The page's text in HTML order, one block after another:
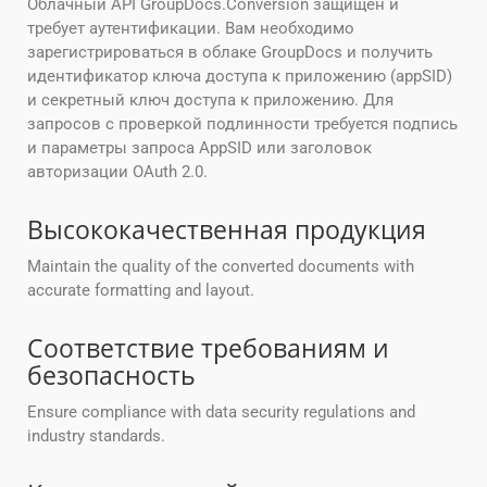
Облачный API GroupDocs.Conversion защищен и
требует аутентификации. Вам необходимо
зарегистрироваться в облаке GroupDocs и получить
идентификатор ключа доступа к приложению (appSID)
и секретный ключ доступа к приложению. Для
запросов с проверкой подлинности требуется подпись
и параметры запроса AppSID или заголовок
авторизации OAuth 2.0.
Высококачественная продукция
Maintain the quality of the converted documents with
accurate formatting and layout.
Соответствие требованиям и
безопасность
Ensure compliance with data security regulations and
industry standards.